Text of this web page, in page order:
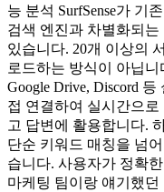
능 분석 SurfSense가 기
검색 엔진과 차별화되는
있습니다. 20개 이상의
로드하는 방식이 아닙니
Google Drive, Discord
접 연결하여 실시간으
고 답변에 활용합니다.
단순 키워드 매칭을 넘
습니다. 사용자가 정확
마케팅 팀이랑 얘기했